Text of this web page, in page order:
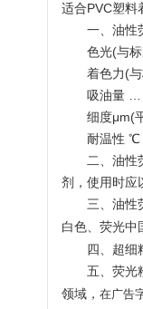
适合PVC塑料
一、油性
色光(与
着色力(
吸油
细度
耐温
二、油性
剂，使用时应
三、油
白色、荧光中
四、超细
五、荧光
领域，在广告
2026-08-05
2026-08-04
2026-07-28
2026-07-20
2026-07-17
2026-07-10